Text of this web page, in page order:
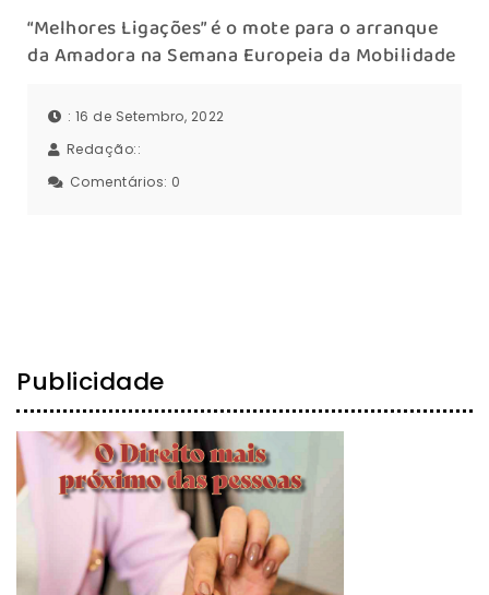
“Melhores Ligações” é o mote para o arranque
da Amadora na Semana Europeia da Mobilidade
: 16 de Setembro, 2022
Redação::
Comentários: 0
Publicidade